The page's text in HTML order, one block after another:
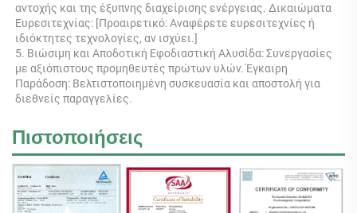
αντοχής και της έξυπνης διαχείρισης ενέργειας. Δικαιώματα
Ευρεσιτεχνίας: [Προαιρετικό: Αναφέρετε ευρεσιτεχνίες ή
ιδιόκτητες τεχνολογίες, αν ισχύει.]
5. Βιώσιμη και Αποδοτική Εφοδιαστική Αλυσίδα: Συνεργασίες
με αξιόπιστους προμηθευτές πρώτων υλών. Έγκαιρη
Παράδοση: Βελτιστοποιημένη συσκευασία και αποστολή για
διεθνείς παραγγελίες.
Πιστοποιήσεις